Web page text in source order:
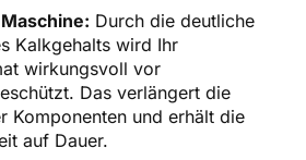
Durch die deutliche
Kalkgehalts wird Ihr
wirkungsvoll vor
Das verlängert die
Komponenten und erhält die
auf Dauer.